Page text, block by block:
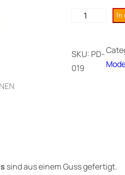
t
o
p
In
SKU: PD-
019
sind aus einem Guss gefertigt.